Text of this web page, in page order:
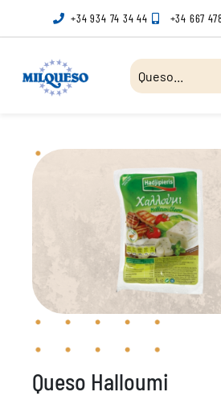
+34 934 74 34 44 +34 667
Queso Halloumi